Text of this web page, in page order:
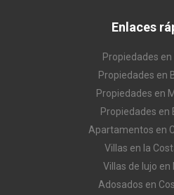
Enlaces
Propiedades
Propiedades en
Propiedades en
Propiedades en
Apartamentos en
Villas en la
Villas de lujo en
Adosados en